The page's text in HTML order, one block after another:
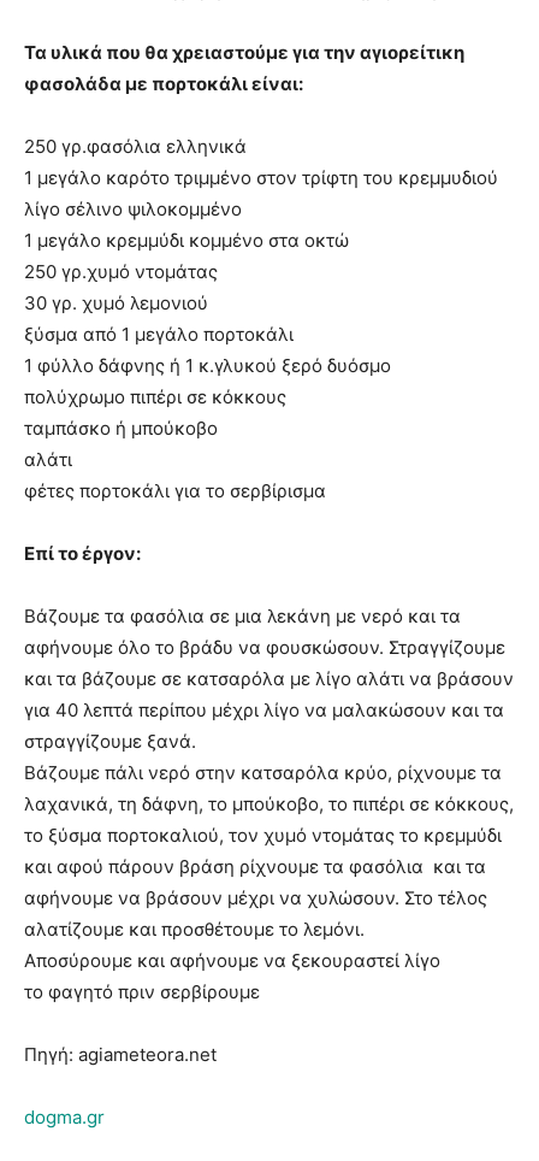
Τα υλικά που θα χρειαστούμε για την αγιορείτικη
φασολάδα με πορτοκάλι είναι:
250 γρ.φασόλια ελληνικά
1 μεγάλο καρότο τριμμένο στον τρίφτη του κρεμμυδιού
λίγο σέλινο ψιλοκομμένο
1 μεγάλο κρεμμύδι κομμένο στα οκτώ
250 γρ.χυμό ντομάτας
30 γρ. χυμό λεμονιού
ξύσμα από 1 μεγάλο πορτοκάλι
1 φύλλο δάφνης ή 1 κ.γλυκού ξερό δυόσμο
πολύχρωμο πιπέρι σε κόκκους
ταμπάσκο ή μπούκοβο
αλάτι
φέτες πορτοκάλι για το σερβίρισμα
Επί το έργον:
Βάζουμε τα φασόλια σε μια λεκάνη με νερό και τα
αφήνουμε όλο το βράδυ να φουσκώσουν. Στραγγίζουμε
και τα βάζουμε σε κατσαρόλα με λίγο αλάτι να βράσουν
για 40 λεπτά περίπου μέχρι λίγο να μαλακώσουν και τα
στραγγίζουμε ξανά.
Βάζουμε πάλι νερό στην κατσαρόλα κρύο, ρίχνουμε τα
λαχανικά, τη δάφνη, το μπούκοβο, το πιπέρι σε κόκκους,
το ξύσμα πορτοκαλιού, τον χυμό ντομάτας το κρεμμύδι
και αφού πάρουν βράση ρίχνουμε τα φασόλια και τα
αφήνουμε να βράσουν μέχρι να χυλώσουν. Στο τέλος
αλατίζουμε και προσθέτουμε το λεμόνι.
Αποσύρουμε και αφήνουμε να ξεκουραστεί λίγο
το φαγητό πριν σερβίρουμε
Πηγή: agiameteora.net
dogma.gr